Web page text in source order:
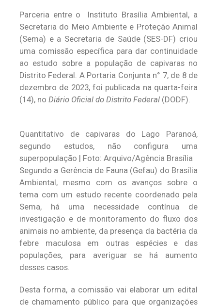
Parceria entre o Instituto Brasília Ambiental, a
Secretaria do Meio Ambiente e Proteção Animal
(Sema) e a Secretaria de Saúde (SES-DF) criou
uma comissão específica para dar continuidade
ao estudo sobre a população de capivaras no
Distrito Federal. A Portaria Conjunta n° 7, de 8 de
dezembro de 2023, foi publicada na quarta-feira
(14), no Diário Oficial do Distrito Federal (DODF).
Quantitativo de capivaras do Lago Paranoá,
segundo estudos, não configura uma
superpopulação | Foto: Arquivo/Agência Brasília
Segundo a Gerência de Fauna (Gefau) do Brasília
Ambiental, mesmo com os avanços sobre o
tema com um estudo recente coordenado pela
Sema, há uma necessidade contínua de
investigação e de monitoramento do fluxo dos
animais no ambiente, da presença da bactéria da
febre maculosa em outras espécies e das
populações, para averiguar se há aumento
desses casos.
Desta forma, a comissão vai elaborar um edital
de chamamento público para que organizações